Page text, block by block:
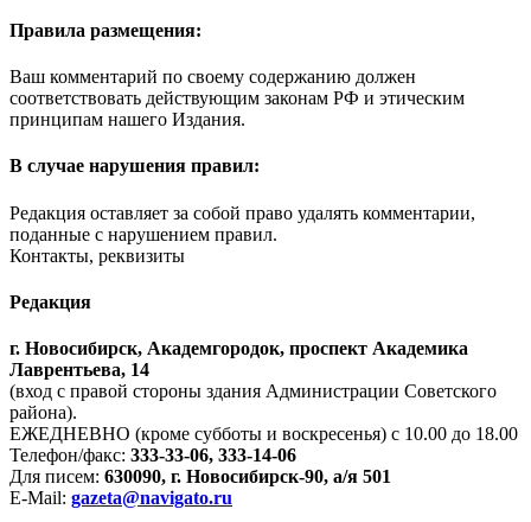
Правила размещения:
Ваш комментарий по своему содержанию должен
соответствовать действующим законам РФ и этическим
принципам нашего Издания.
В случае нарушения правил:
Редакция оставляет за собой право удалять комментарии,
поданные с нарушением правил.
Контакты, реквизиты
Редакция
г. Новосибирск, Академгородок, проспект Академика
Лаврентьева, 14
(вход с правой стороны здания Администрации Советского
района).
ЕЖЕДНЕВНО (кроме субботы и воскресенья) с 10.00 до 18.00
Телефон/факс: 333-33-06, 333-14-06
Для писем: 630090, г. Новосибирск-90, а/я 501
E-Mail: gazeta@navigato.ru